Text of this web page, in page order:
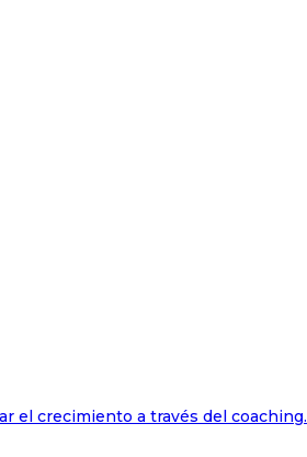
el crecimiento a través del coaching.